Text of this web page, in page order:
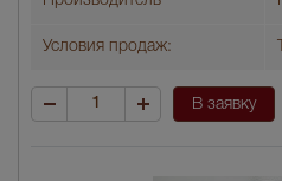
Условия продаж:
В заявку